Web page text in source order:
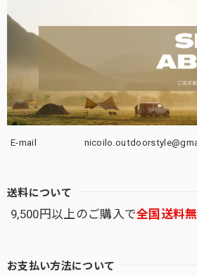
E-mail
送料について
9,500円以上のご購入で全国送料
お支払い方法について